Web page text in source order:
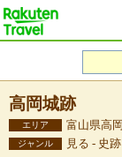
高岡城跡
エリア 富山県高
ジャンル 見る - 史